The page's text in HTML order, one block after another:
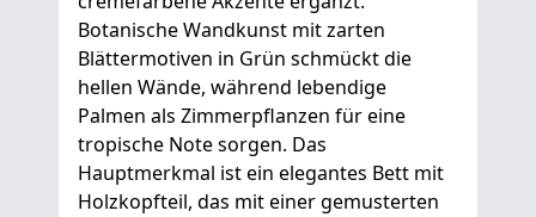
Botanische Wandkunst mit zarten
Blättermotiven in Grün schmückt die
hellen Wände, während lebendige
Palmen als Zimmerpflanzen für eine
tropische Note sorgen. Das
Hauptmerkmal ist ein elegantes Bett mit
Holzkopfteil, das mit einer gemusterten